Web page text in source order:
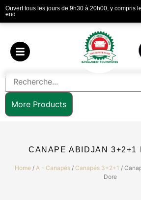
Ouvert tous les jours de 9h30 à 20h00, y compris
end
More Products
CANAPE ABIDJAN 3+2+1
Home / A - Canapés / Canapés 3+2+1 /
Dore